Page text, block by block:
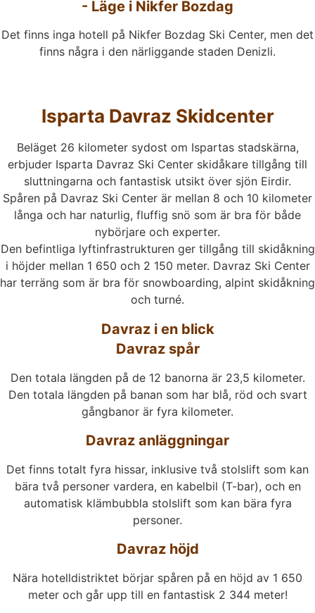
- Läge i Nikfer Bozdag
Det finns inga hotell på Nikfer Bozdag Ski Center, men det
finns några i den närliggande staden Denizli.
Isparta Davraz Skidcenter
Beläget 26 kilometer sydost om Ispartas stadskärna,
erbjuder Isparta Davraz Ski Center skidåkare tillgång till
sluttningarna och fantastisk utsikt över sjön Eirdir.
Spåren på Davraz Ski Center är mellan 8 och 10 kilometer
långa och har naturlig, fluffig snö som är bra för både
nybörjare och experter.
Den befintliga lyftinfrastrukturen ger tillgång till skidåkning
i höjder mellan 1 650 och 2 150 meter. Davraz Ski Center
har terräng som är bra för snowboarding, alpint skidåkning
och turné.
Davraz i en blick
Davraz spår
Den totala längden på de 12 banorna är 23,5 kilometer.
Den totala längden på banan som har blå, röd och svart
gångbanor är fyra kilometer.
Davraz anläggningar
Det finns totalt fyra hissar, inklusive två stolslift som kan
bära två personer vardera, en kabelbil (T-bar), och en
automatisk klämbubbla stolslift som kan bära fyra
personer.
Davraz höjd
Nära hotelldistriktet börjar spåren på en höjd av 1 650
meter och går upp till en fantastisk 2 344 meter!